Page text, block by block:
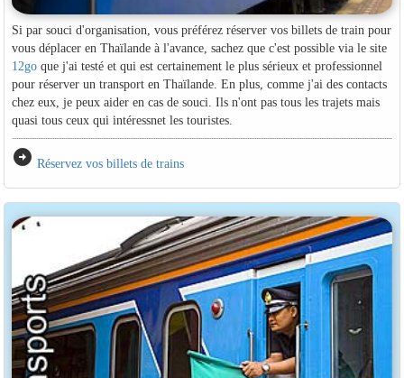
Si par souci d'organisation, vous préférez réserver vos billets de train pour
vous déplacer en Thaïlande à l'avance, sachez que c'est possible via le site
12goque j'ai testé et qui est certainement le plus sérieux et professionnel
pour réserver un transport en Thaïlande. En plus, comme j'ai des contacts
chez eux, je peux aider en cas de souci. Ils n'ont pas tous les trajets mais
quasi tous ceux qui intéressnet les touristes.
arrow_circle_right Réservez vos billets de trains